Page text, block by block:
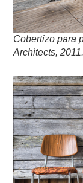
Cobertizo para
Architects,